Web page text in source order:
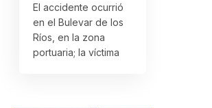
El accidente ocurrió
en el Bulevar de los
Ríos, en la zona
portuaria; la víctima